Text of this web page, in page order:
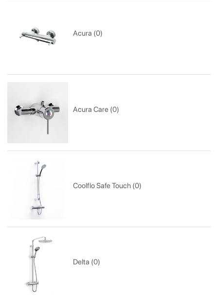
Acura (0)
Acura Care (0)
Coolflo Safe Touch (0)
Delta (0)